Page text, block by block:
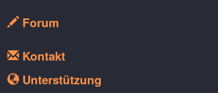
Forum
Kontakt
Unterstützung